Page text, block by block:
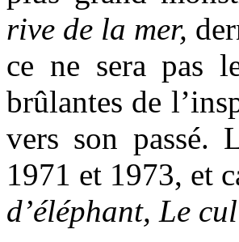
rive de la mer,
ce ne sera pas
brûlantes de
vers son passé.
1971 et 1973, et
d’éléphant, Le